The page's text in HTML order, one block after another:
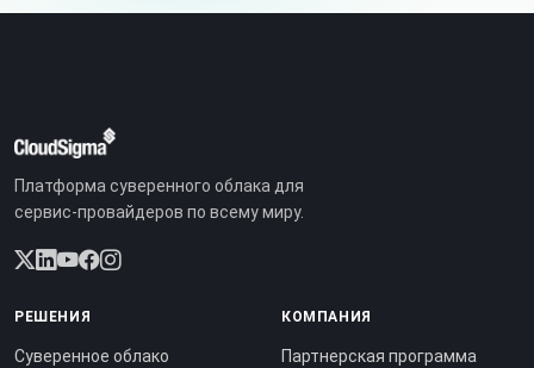
Платформа суверенного облака для
сервис-провайдеров по всему миру.
РЕШЕНИЯ
Суверенное облако
КОМПАНИЯ
Партнерская программа